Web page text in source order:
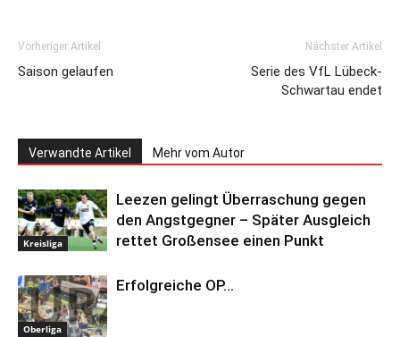
Vorheriger Artikel
Saison gelaufen
Nächster Artikel
Serie des VfL Lübeck-
Schwartau endet
Verwandte Artikel Mehr vom Autor
Kreisliga
Leezen gelingt Überraschung gegen
den Angstgegner – Später Ausgleich
rettet Großensee einen Punkt
Oberliga
Erfolgreiche OP…